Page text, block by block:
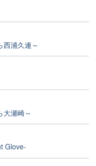
浦久連～
大瀬崎～
Glove-